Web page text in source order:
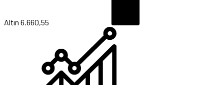
Altın 6.660,55